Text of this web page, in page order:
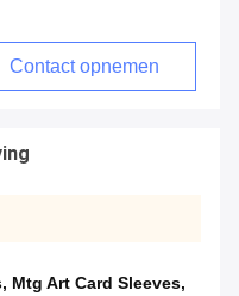
Contact opnemen
, Mtg Art Card Sleeves,